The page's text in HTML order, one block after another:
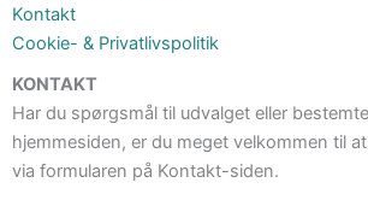
Kontakt
Cookie- & Privatlivspolitik
KONTAKT
Har du spørgsmål til udvalget eller
hjemmesiden, er du meget velkommen til
via formularen på Kontakt-siden.